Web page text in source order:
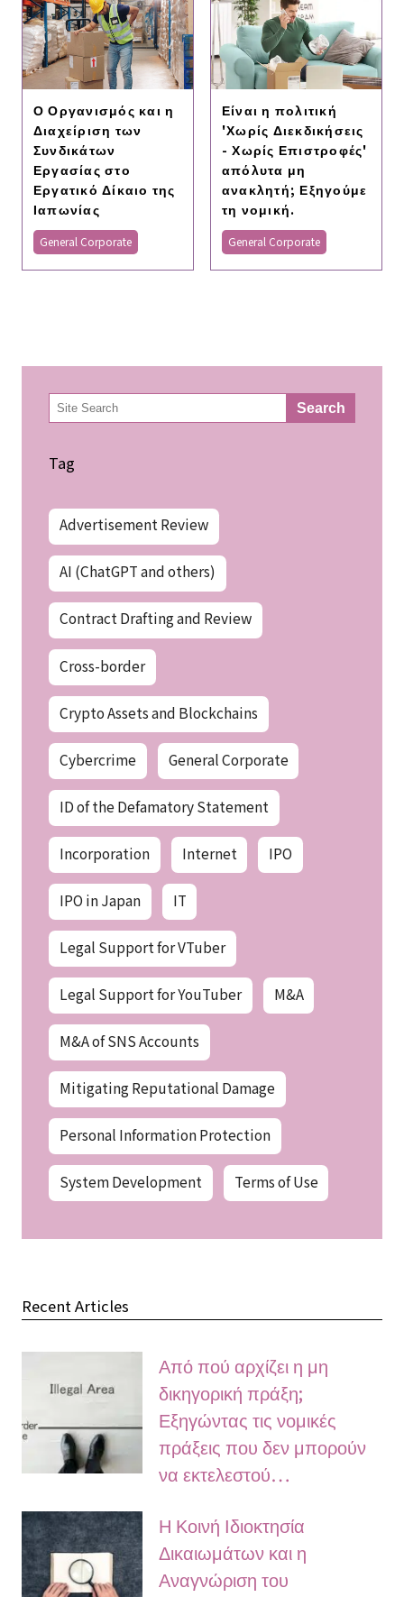
Ο Οργανισμός και η
Διαχείριση των
Συνδικάτων
Εργασίας στο
Εργατικό Δίκαιο της
Ιαπωνίας
General Corporate
Είναι η πολιτική
'Χωρίς Διεκδικήσεις
- Χωρίς Επιστροφές'
απόλυτα μη
ανακλητή; Εξηγούμε
τη νομική.
General Corporate
検
索 Search
Tag
Advertisement Review
AI (ChatGPT and others)
Contract Drafting and Review
Cross-border
Crypto Assets and Blockchains
Cybercrime General Corporate
ID of the Defamatory Statement
Incorporation Internet IPO
IPO in Japan IT
Legal Support for VTuber
Legal Support for YouTuber M&A
M&A of SNS Accounts
Mitigating Reputational Damage
Personal Information Protection
System Development Terms of Use
Recent Articles
Από πού αρχίζει η μη
δικηγορική πράξη;
Εξηγώντας τις νομικές
πράξεις που δεν μπορούν
να εκτελεστού…
Η Κοινή Ιδιοκτησία
Δικαιωμάτων και η
Αναγνώριση του